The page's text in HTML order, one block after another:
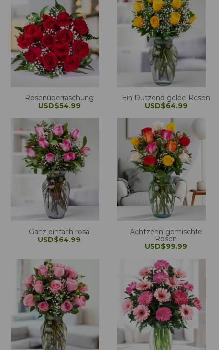
Rosenüberraschung
USD$54.99
Ein Dutzend gelbe Rosen
USD$64.99
Ganz einfach rosa
USD$64.99
Achtzehn gemischte
Rosen
USD$99.99